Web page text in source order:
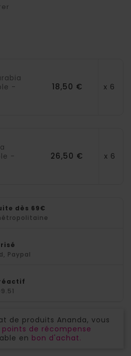
-
18,50 € x 6
-
26,50 € x 6
dès 69€
Paypal
de produits Ananda, vous
points de récompense
en bon d'achat.